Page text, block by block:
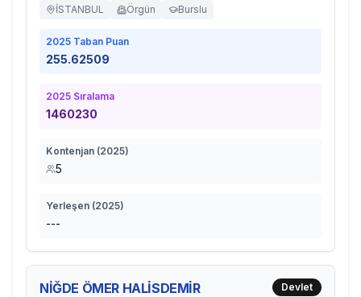
İSTANBUL Örgün Burslu
2025 Taban Puan
255.62509
2025 Sıralama
1460230
Kontenjan (2025)
5
Yerleşen (2025)
---
NİĞDE ÖMER HALİSDEMİR
Devlet